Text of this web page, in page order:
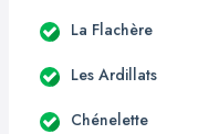
La Flachère
Les Ardillats
Chénelette